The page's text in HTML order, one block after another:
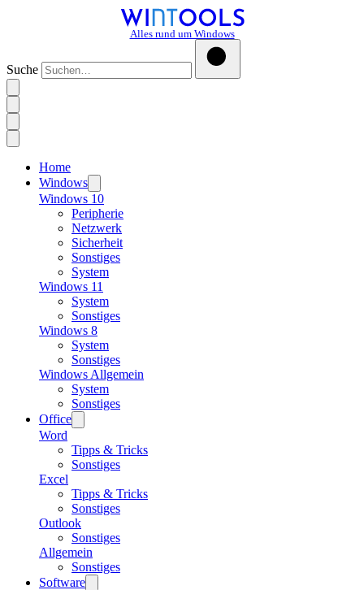
Alles rund um Windows
Suche
Home
Windows
Windows 10
Peripherie
Netzwerk
Sicherheit
Sonstiges
System
Windows 11
System
Sonstiges
Windows 8
System
Sonstiges
Windows Allgemein
System
Sonstiges
Office
Word
Tipps & Tricks
Sonstiges
Excel
Tipps & Tricks
Sonstiges
Outlook
Sonstiges
Allgemein
Sonstiges
Software